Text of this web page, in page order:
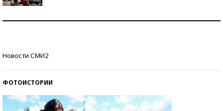
Новости СМИ2
ФОТОИСТОРИИ